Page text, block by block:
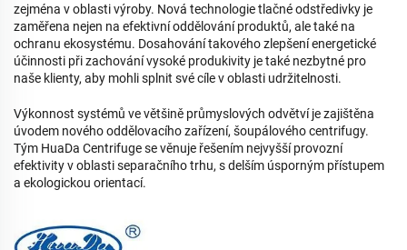
zejména v oblasti výroby. Nová technologie tlačné odstředivky je
zaměřena nejen na efektivní oddělování produktů, ale také na
ochranu ekosystému. Dosahování takového zlepšení energetické
účinnosti při zachování vysoké produkivity je také nezbytné pro
naše klienty, aby mohli splnit své cíle v oblasti udržitelnosti.
Výkonnost systémů ve většině průmyslových odvětví je zajištěna
úvodem nového oddělovacího zařízení, šoupálového centrifugy.
Tým HuaDa Centrifuge se věnuje řešením nejvyšší provozní
efektivity v oblasti separačního trhu, s delším úsporným přístupem
a ekologickou orientací.